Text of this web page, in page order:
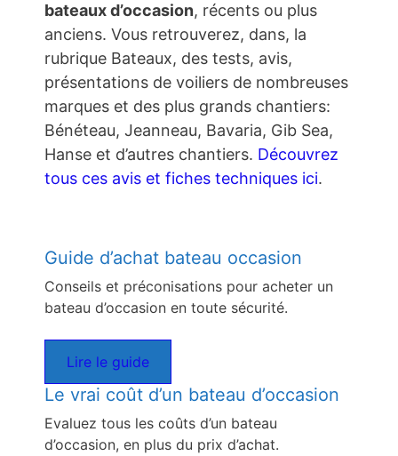
bateaux d’occasion, récents ou plus
anciens. Vous retrouverez, dans, la
rubrique Bateaux, des tests, avis,
présentations de voiliers de nombreuses
marques et des plus grands chantiers:
Bénéteau, Jeanneau, Bavaria, Gib Sea,
Hanse et d’autres chantiers. Découvrez
tous ces avis et fiches techniques ici.
Guide d’achat bateau occasion
Conseils et préconisations pour acheter un
bateau d’occasion en toute sécurité.
Lire le guide
Le vrai coût d’un bateau d’occasion
Evaluez tous les coûts d’un bateau
d’occasion, en plus du prix d’achat.